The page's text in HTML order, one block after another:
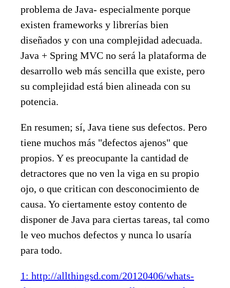
problema de Java- especialmente porque
existen frameworks y librerías bien
diseñados y con una complejidad adecuada.
Java + Spring MVC no será la plataforma de
desarrollo web más sencilla que existe, pero
su complejidad está bien alineada con su
potencia.
En resumen; sí, Java tiene sus defectos. Pero
tiene muchos más "defectos ajenos" que
propios. Y es preocupante la cantidad de
detractores que no ven la viga en su propio
ojo, o que critican con desconocimiento de
causa. Yo ciertamente estoy contento de
disponer de Java para ciertas tareas, tal como
le veo muchos defectos y nunca lo usaría
para todo.
1: http://allthingsd.com/20120406/whats-